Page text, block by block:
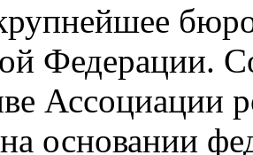
Федерации.
Ассоциации
на основании